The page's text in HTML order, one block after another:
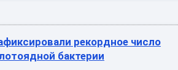
рекордное число
бактерии